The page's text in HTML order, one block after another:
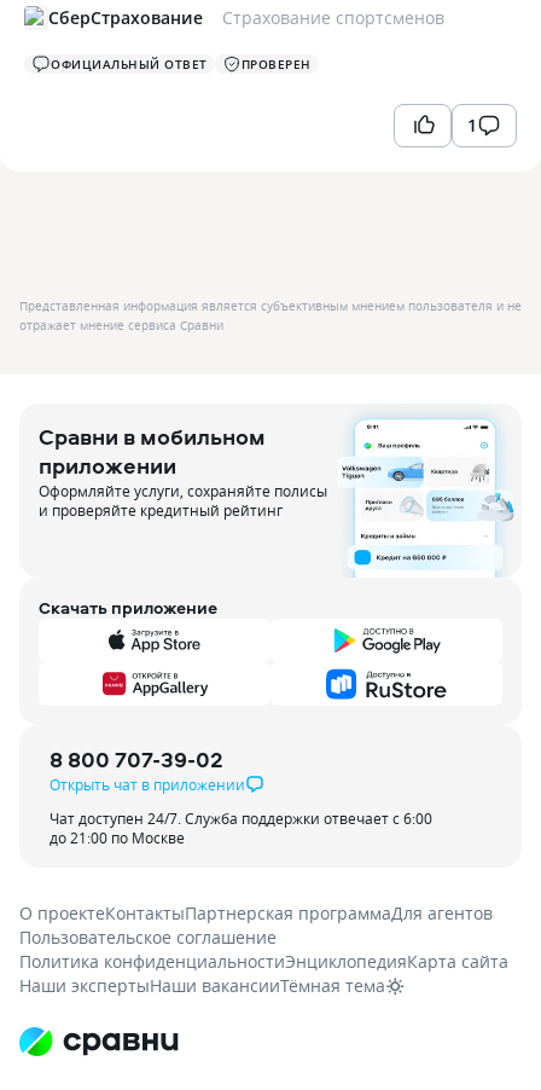
СберСтрахование Страхование спортсменов
ОФИЦИАЛЬНЫЙ ОТВЕТ ПРОВЕРЕН
1
Представленная информация является субъективным мнением пользователя и не
отражает мнение сервиса Сравни
Сравни в мобильном
приложении
Оформляйте услуги, сохраняйте полисы
и проверяйте кредитный рейтинг
Скачать приложение
8 800 707-39-02
Открыть чат в приложении
Чат доступен 24/7. Служба поддержки отвечает с 6:00
до 21:00 по Москве
О проектеКонтактыПартнерская программаДля агентов
Пользовательское соглашение
Политика конфиденциальностиЭнциклопедияКарта сайта
Наши экспертыНаши вакансииТёмная тема